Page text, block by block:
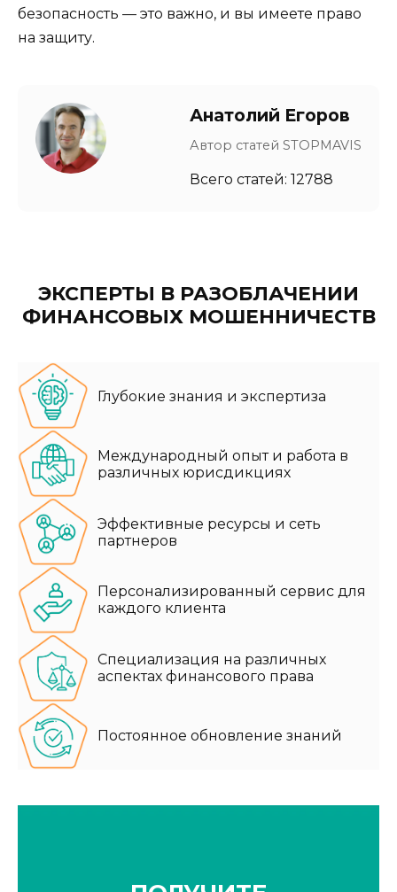
безопасность — это важно, и вы имеете право
на защиту.
Анатолий Егоров
Автор статей STOPMAVIS
Всего статей: 12788
ЭКСПЕРТЫ В РАЗОБЛАЧЕНИИ
ФИНАНСОВЫХ МОШЕННИЧЕСТВ
Глубокие знания и экспертиза
Международный опыт и работа в
различных юрисдикциях
Эффективные ресурсы и сеть
партнеров
Персонализированный сервис для
каждого клиента
Специализация на различных
аспектах финансового права
Постоянное обновление знаний